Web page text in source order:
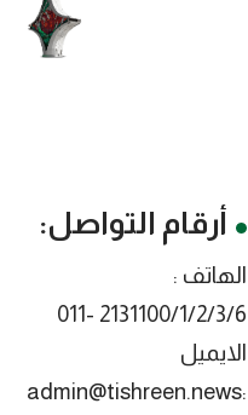
أرقام التواصل:
الهاتف :
2131100/1/2/3/6 -011
الايميل
:admin@tishreen.news